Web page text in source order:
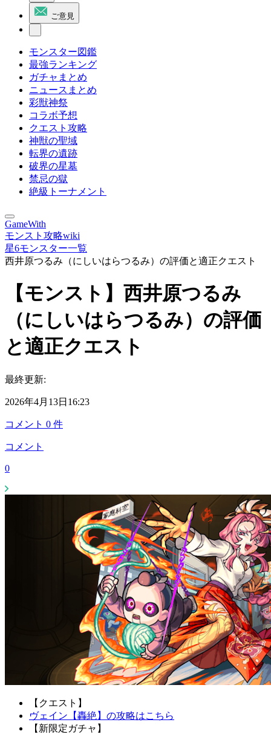
ご意見
モンスター図鑑
最強ランキング
ガチャまとめ
ニュースまとめ
彩獣神祭
コラボ予想
クエスト攻略
神獣の聖域
転界の遺跡
破界の星墓
禁忌の獄
絶級トーナメント
GameWith
モンスト攻略wiki
星6モンスター一覧
西井原つるみ（にしいはらつるみ）の評価と適正クエスト
【モンスト】西井原つるみ
（にしいはらつるみ）の評価
と適正クエスト
最終更新:
2026年4月13日16:23
コメント 0 件
コメント
0
【クエスト】
ヴェイン【轟絶】の攻略はこちら
【新限定ガチャ】